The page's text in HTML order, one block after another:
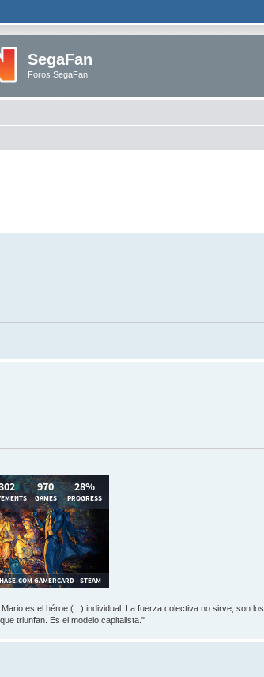
SegaFan
Foros SegaFan
es el héroe (...) individual. La fuerza colectiva no sirve, son los
triunfan. Es el modelo capitalista."